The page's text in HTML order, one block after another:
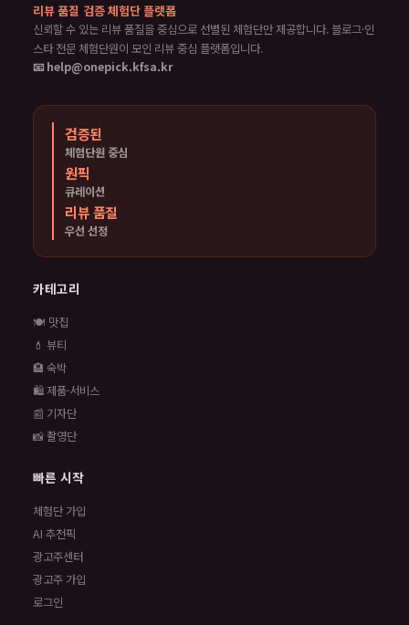
리뷰 품질 검증 체험단 플랫폼
신뢰할 수 있는 리뷰 품질을 중심으로 선별된 체험단만 제공합니다. 블로그·인
스타 전문 체험단원이 모인 리뷰 중심 플랫폼입니다.
📧 help@onepick.kfsa.kr
검증된
체험단원 중심
원픽
큐레이션
리뷰 품질
우선 선정
카테고리
🍽️ 맛집
💄 뷰티
🏨 숙박
🛍️ 제품·서비스
📰 기자단
📸 촬영단
빠른 시작
체험단 가입
AI 추천픽
광고주센터
광고주 가입
로그인